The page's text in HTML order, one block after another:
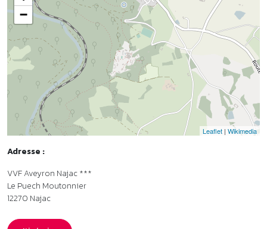
−
Leaflet | Wikimedia
Adresse :
VVF Aveyron Najac ***
Le Puech Moutonnier
12270 Najac